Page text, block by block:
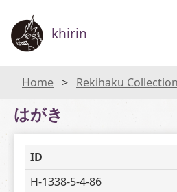
khirin
Home Rekihaku Collection Database (Collections
はがき
ID
H-1338-5-4-86